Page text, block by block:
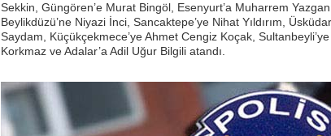
Sekkin, Güngören’e Murat Bingöl, Esenyurt’a Muharrem
Beylikdüzü’ne Niyazi İnci, Sancaktepe’ye Nihat Yıldırım,
Saydam, Küçükçekmece’ye Ahmet Cengiz Koçak,
Korkmaz ve Adalar’a Adil Uğur Bilgili atandı.